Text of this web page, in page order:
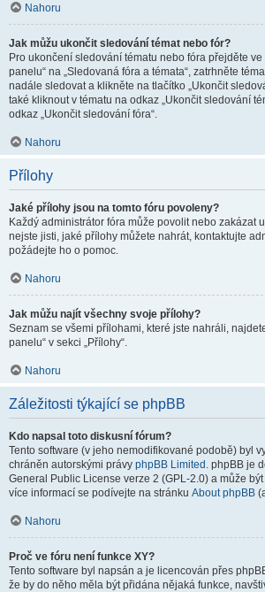
Nahoru
Jak můžu ukončit sledování témat nebo fór?
Pro ukončení sledování tématu nebo fóra přejděte ve
panelu“ na „Sledovaná fóra a témata“, zatrhněte
nadále sledovat a klikněte na tlačítko „Ukončit
také kliknout v tématu na odkaz „Ukončit sledování
odkaz „Ukončit sledování fóra“.
Nahoru
Přílohy
Jaké přílohy jsou na tomto fóru povoleny?
Každý administrátor fóra může povolit nebo zakázat
nejste jisti, jaké přílohy můžete nahrát, kontaktujte
požádejte ho o pomoc.
Nahoru
Jak můžu najít všechny svoje přílohy?
Seznam se všemi přílohami, které jste nahráli,
panelu“ v sekci „Přílohy“.
Nahoru
Záležitosti týkající se phpBB
Kdo napsal toto diskusní fórum?
Tento software (v jeho nemodifikované podobě) byl
chráněn autorskými právy phpBB Limited . phpBB je
General Public License verze 2 (GPL-2.0) a může
více informací se podívejte na stránku About phpBB
Nahoru
Proč ve fóru není funkce XY?
Tento software byl napsán a je licencován přes
že by do něho měla být přidána nějaká funkce,